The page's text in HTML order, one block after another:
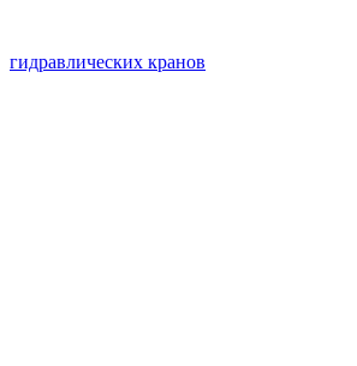
гидравлических кранов